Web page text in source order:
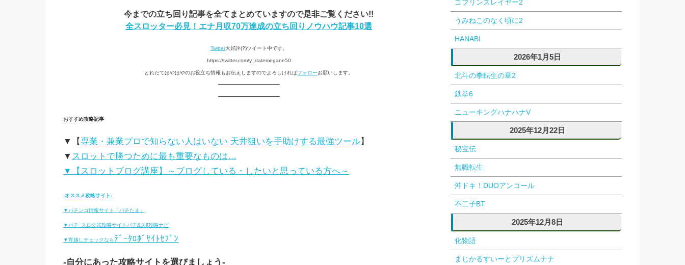
今までの立ち回り記事を全てまとめていますので是非ご覧ください!!
全スロッター必見！エナ月収70万達成の立ち回りノウハウ記事10選
Twitter大好評(?)ツイート中です。
https://twitter.com/y_datemegane50
とれたてほやほやのお役立ち情報もお伝えしますのでよろしければフォローお願いします。
———————–
———————–
おすすめ攻略記事
▼【専業・兼業プロで知らない人はいない 天井狙いを手助けする最強ツール】
▼ スロットで勝つために最も重要なものは…
▼【スロットブログ講座】～ブログしている・したいと思っている方へ～
-オススメ攻略サイト-
▼パチンコ情報サイト「パチたま」
▼パチ･スロ公式攻略サイトパチ&スﾛ攻略ナビ
▼宵越しチェックならﾃﾞｰﾀﾛﾎﾞｻｲﾄｾﾌﾞﾝ
-自分にあった攻略サイトを選びましょう-
ゴブリンスレイヤー2
うみねこのなく頃に2
HANABI
2026年1月5日
北斗の拳転生の章2
鉄拳6
ニューキングハナハナV
2025年12月22日
秘宝伝
無職転生
沖ドキ！DUOアンコール
不二子BT
2025年12月8日
化物語
まじかるすいーとプリズムナナ